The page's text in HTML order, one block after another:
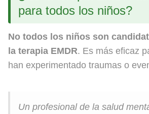
para todos los niños?
No todos los niños son
la terapia EMDR. Es más eficaz
han experimentado traumas o
Un profesional de la salud